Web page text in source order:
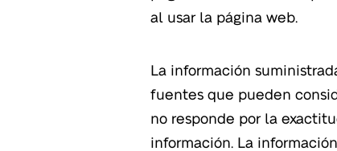
al usar la página web.
La información
fuentes que pueden
no responde por la
información. La